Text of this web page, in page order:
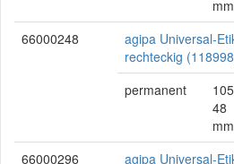
mm
66000248
agipa Universal-
rechteckig
permanent
48
mm
66000296
agipa Universal-